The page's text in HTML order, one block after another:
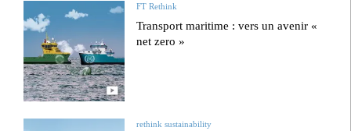
FT Rethink
Transport maritime : vers un avenir «
net zero »
rethink sustainability